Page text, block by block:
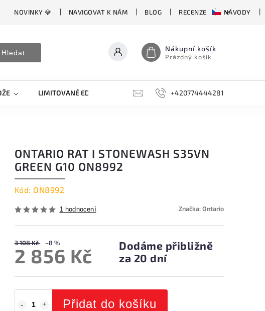
NOVINKY 💎 NAVIGOVAT K NÁM BLOG RECENZE NÁVODY
Hledat Nákupní košík
Prázdný košík
LIMITOVANÉ EDICE BROUSKY, BRUSKY, OCÍLKY
+420774444281
ONTARIO RAT I STONEWASH S35VN
GREEN G10 ON8992
Kód: ON8992
1 hodnocení Značka:Ontario
3 108 Kč –8 %
2 856 Kč
Dodáme přibližně
za 20 dní
Přidat do košíku